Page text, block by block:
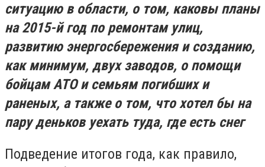
ситуацию в области, о том, каковы планы
на 2015-й год по ремонтам улиц,
развитию энергосбережения и созданию,
как минимум, двух заводов, о помощи
бойцам АТО и семьям погибших и
раненых, а также о том, что хотел бы на
пару деньков уехать туда, где есть снег
Подведение итогов года, как правило,